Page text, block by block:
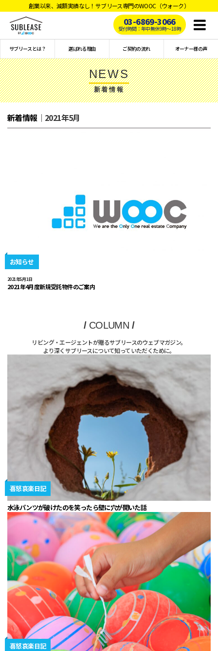
創業以来、減額実績なし！サブリース専門のWOOC（ウォーク）
03-6869-3066
受付時間：年中無休9時〜18時
サブリースとは？ 選ばれる理由 ご契約の流れ オーナー様の声
NEWS
新着情報
新着情報｜2021年5月
お知らせ
2021年5月1日
2021年4月度新規受託物件のご案内
/ COLUMN /
リビング・エージェントが贈るサブリースのウェブマガジン。
より深くサブリースについて知っていただくために。
喜怒哀楽日記
水泳パンツが破けたのを笑ったら壁に穴が開いた話
喜怒哀楽日記